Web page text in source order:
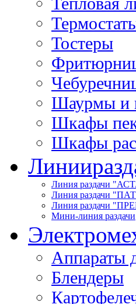
Тостеры
Шаурмы и
Шкафы
Шкафы
Линии
Линия раздачи
Линия раздачи
Линия раздачи
Мини-линия раздачи
Аппараты
Блендеры